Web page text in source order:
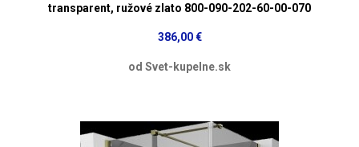
transparent, ružové zlato 800-090-202-60-00-070
386,00 €
od Svet-kupelne.sk